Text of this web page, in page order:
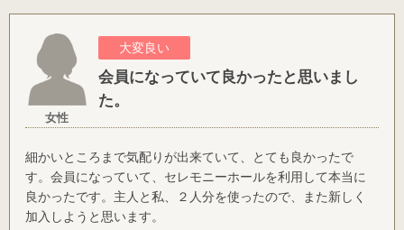
女性
大変良い
会員になっていて良かったと思いまし
た。
細かいところまで気配りが出来ていて、とても良かったで
す。会員になっていて、セレモニーホールを利用して本当に
良かったです。主人と私、２人分を使ったので、また新しく
加入しようと思います。